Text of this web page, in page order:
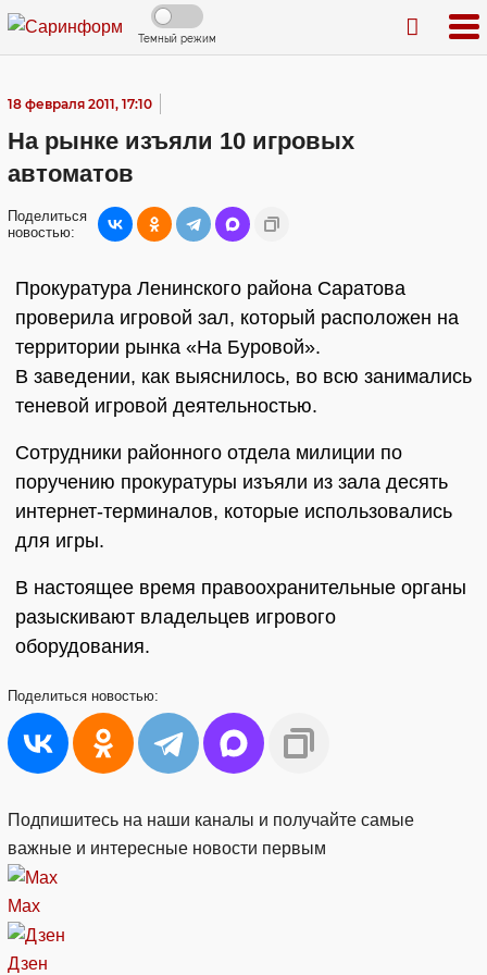
Темный режим
18 февраля 2011, 17:10
На рынке изъяли 10 игровых
автоматов
Поделиться
новостью:
Прокуратура Ленинского района Саратова
проверила игровой зал, который расположен на
территории рынка «На Буровой».
В заведении, как выяснилось, во всю занимались
теневой игровой деятельностью.
Сотрудники районного отдела милиции по
поручению прокуратуры изъяли из зала десять
интернет-терминалов, которые использовались
для игры.
В настоящее время правоохранительные органы
разыскивают владельцев игрового
оборудования.
Поделиться новостью:
Подпишитесь на наши каналы и получайте самые
важные и интересные новости первым
Max
Дзен